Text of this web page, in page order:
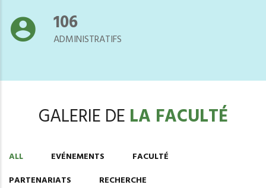
118
ADMINISTRATIFS
GALERIE DE LA FACULTÉ
ALL EVÉNEMENTS
FACULTÉ
PARTENARIATS
RECHERCHE